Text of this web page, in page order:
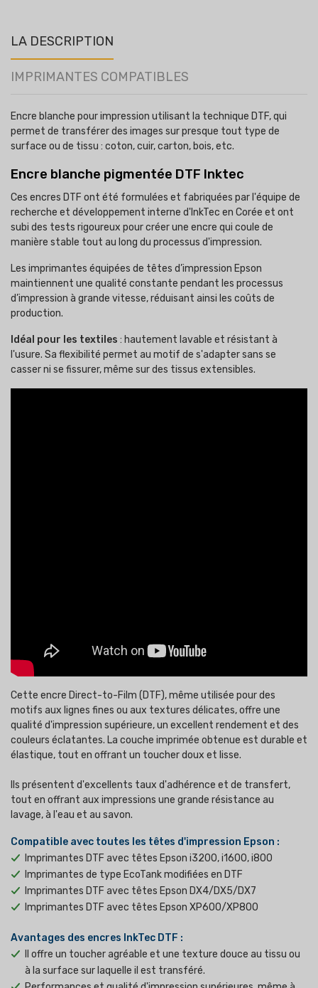
LA DESCRIPTION
IMPRIMANTES COMPATIBLES
Encre blanche pour impression utilisant la technique DTF, qui
permet de transférer des images sur presque tout type de
surface ou de tissu : coton, cuir, carton, bois, etc.
Encre blanche pigmentée DTF Inktec
Ces encres DTF ont été formulées et fabriquées par l'équipe de
recherche et développement interne d'InkTec en Corée et ont
subi des tests rigoureux pour créer une encre qui coule de
manière stable tout au long du processus d'impression.
Les imprimantes équipées de têtes d’impression Epson
maintiennent une qualité constante pendant les processus
d’impression à grande vitesse, réduisant ainsi les coûts de
production.
Idéal pour les textiles : hautement lavable et résistant à
l'usure. Sa flexibilité permet au motif de s'adapter sans se
casser ni se fissurer, même sur des tissus extensibles.
Cette encre Direct-to-Film (DTF), même utilisée pour des
motifs aux lignes fines ou aux textures délicates, offre une
qualité d'impression supérieure, un excellent rendement et des
couleurs éclatantes. La couche imprimée obtenue est durable et
élastique, tout en offrant un toucher doux et lisse.
Ils présentent d'excellents taux d'adhérence et de transfert,
tout en offrant aux impressions une grande résistance au
lavage, à l'eau et au savon.
Compatible avec toutes les têtes d'impression Epson :
Imprimantes DTF avec têtes Epson i3200, i1600, i800
Imprimantes de type EcoTank modifiées en DTF
Imprimantes DTF avec têtes Epson DX4/DX5/DX7
Imprimantes DTF avec têtes Epson XP600/XP800
Avantages des encres InkTec DTF :
Il offre un toucher agréable et une texture douce au tissu ou
à la surface sur laquelle il est transféré.